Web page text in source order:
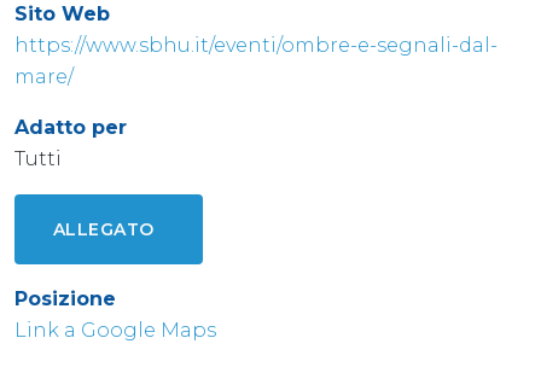
Sito Web
https://www.sbhu.it/eventi/ombre-e-segnali-dal-
mare/
Adatto per
Tutti
ALLEGATO
Posizione
Link a Google Maps